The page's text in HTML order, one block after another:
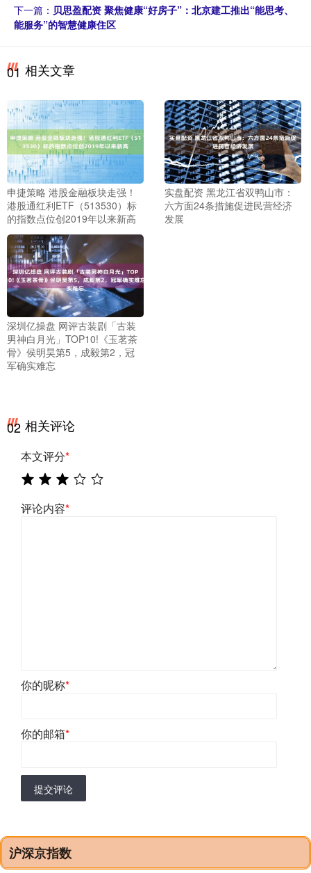
下一篇： 贝思盈配资 聚焦健康“好房子”：北京建工推出“能思考、
能服务”的智慧健康住区
01 相关文章
申捷策略 港股金融板块走强！
港股通红利ETF（513530）标
的指数点位创2019年以来新高
实盘配资 黑龙江省双鸭山市：
六方面24条措施促进民营经济
发展
深圳亿操盘 网评古装剧「古装
男神白月光」TOP10!《玉茗茶
骨》侯明昊第5，成毅第2，冠
军确实难忘
02 相关评论
本文评分*
评论内容*
你的昵称*
你的邮箱*
提交评论
沪深京指数